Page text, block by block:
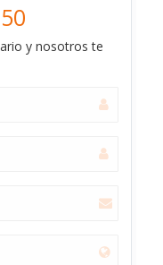
y nosotros te